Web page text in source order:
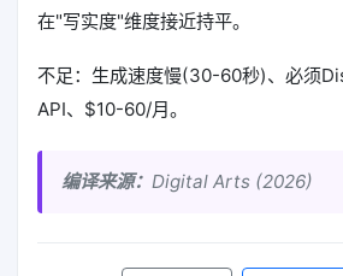
在"写实度"维度接近持平。
不足：生成速度慢(30-60秒)、必须
API、$10-60/月。
编译来源： Digital Arts (2026)